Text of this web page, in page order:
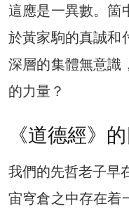
這應是一異數。箇
於黃家駒的真誠和
深層的集體無意識
的力量？
《道德經》
我們的先哲老子早
宙穹倉之中存在着